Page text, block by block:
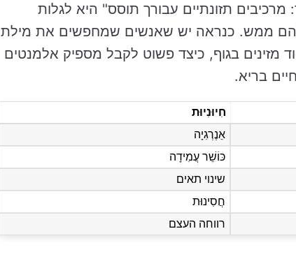
תזונתיים עבורך תוסס" היא לגלות
ממש. כנראה יש שאנשים שמחפשים את מילת
מזינים בגוף, כיצד פשוט לקבל מספיק אלמנטים
בריא.
חִיוּנִיוּת
אֵנֶרְגִיָה
כּוֹשֵׁר עֲמִידָה
שינוי תאים
חֲסִינוּת
רווחה העצם